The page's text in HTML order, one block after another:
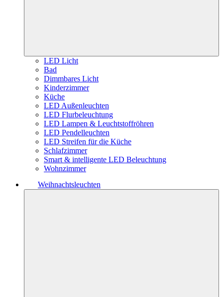
LED Licht
Bad
Dimmbares Licht
Kinderzimmer
Küche
LED Außenleuchten
LED Flurbeleuchtung
LED Lampen & Leuchtstoffröhren
LED Pendelleuchten
LED Streifen für die Küche
Schlafzimmer
Smart & intelligente LED Beleuchtung
Wohnzimmer
Weihnachtsleuchten